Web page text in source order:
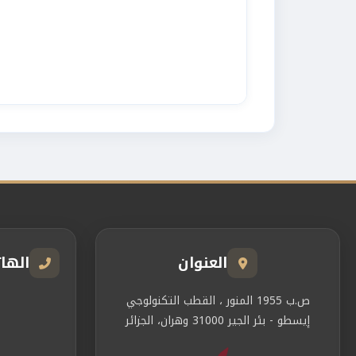
العنوان
ص.ب 1955 المنور ، القطب التكنولوجي
إيسطو - بئر الجير 31000 وهران، الجزائر